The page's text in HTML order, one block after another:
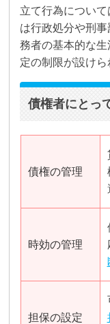
立て行為につい
は行政処分や刑
務者の基本的な
定の制限が設けら
債権者にとっ
債権の管理
時効の管理
担保の設定